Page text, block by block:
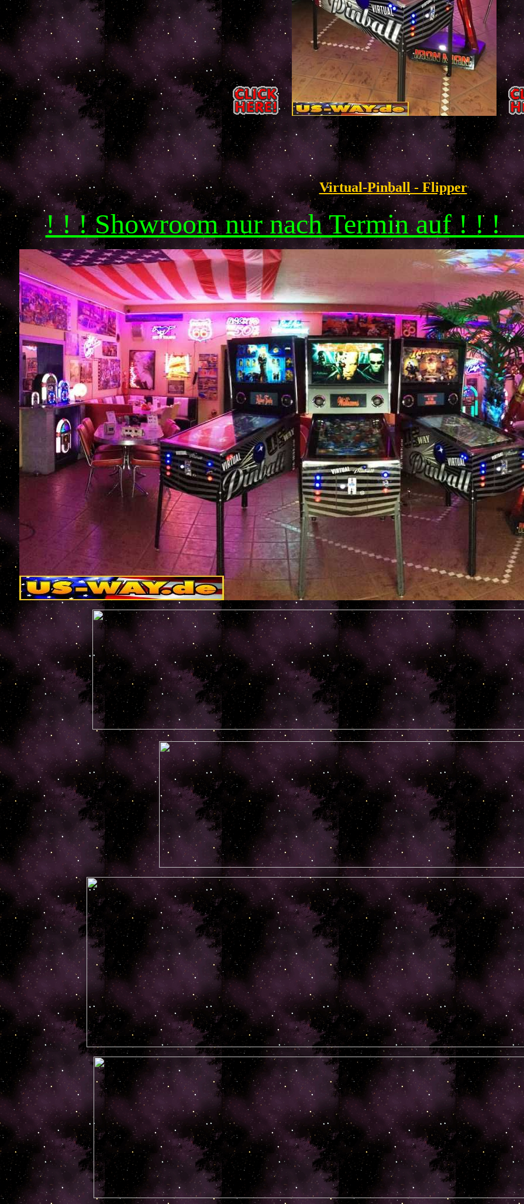
Virtual-Pinball - Flipper
! ! ! Showroom nur nach Termin auf ! !